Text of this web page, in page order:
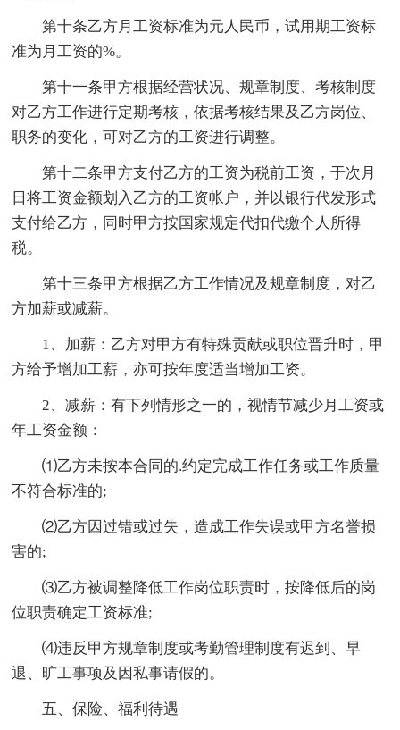
第十条乙方月工资标准为元人民币，试用期工资标
准为月工资的%。
第十一条甲方根据经营状况、规章制度、考核制度
对乙方工作进行定期考核，依据考核结果及乙方岗位、
职务的变化，可对乙方的工资进行调整。
第十二条甲方支付乙方的工资为税前工资，于次月
日将工资金额划入乙方的工资帐户，并以银行代发形式
支付给乙方，同时甲方按国家规定代扣代缴个人所得
税。
第十三条甲方根据乙方工作情况及规章制度，对乙
方加薪或减薪。
1、加薪：乙方对甲方有特殊贡献或职位晋升时，甲
方给予增加工薪，亦可按年度适当增加工资。
2、减薪：有下列情形之一的，视情节减少月工资或
年工资金额：
⑴乙方未按本合同的.约定完成工作任务或工作质量
不符合标准的;
⑵乙方因过错或过失，造成工作失误或甲方名誉损
害的;
⑶乙方被调整降低工作岗位职责时，按降低后的岗
位职责确定工资标准;
⑷违反甲方规章制度或考勤管理制度有迟到、早
退、旷工事项及因私事请假的。
五、保险、福利待遇